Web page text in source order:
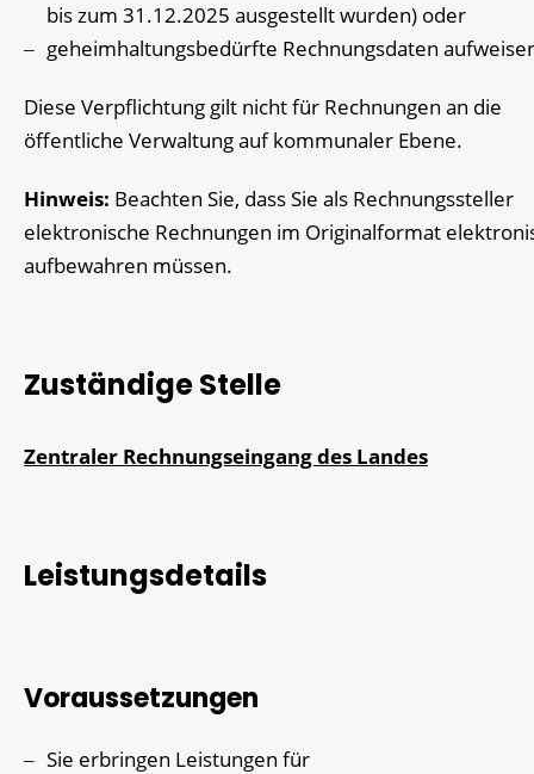
bis zum 31.12.2025 ausgestellt wurden) oder
geheimhaltungsbedürfte Rechnungsdaten
Diese Verpflichtung gilt nicht für Rechnungen an die
öffentliche Verwaltung auf kommunaler Ebene.
Hinweis: Beachten Sie, dass Sie als Rechnungssteller
elektronische Rechnungen im Originalformat
aufbewahren müssen.
Zuständige Stelle
Zentraler Rechnungseingang des Landes
Leistungsdetails
Voraussetzungen
Sie erbringen Leistungen für